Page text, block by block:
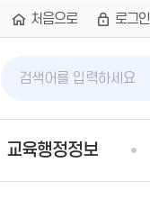
처음으로 로그인
검
색
어
입
력
교육행정정보